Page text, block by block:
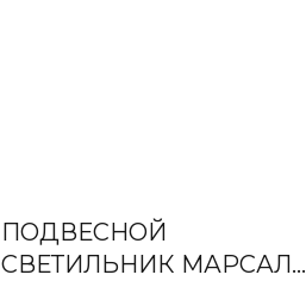
ПОДВЕСНОЙ
СВЕТИЛЬНИК МАРСАЛА